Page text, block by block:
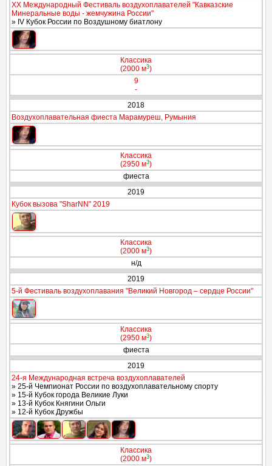
XX Международный Фестиваль воздухоплавателей "Кавказские
Минеральные воды - жемчужина России"
» IV Кубок России по Воздушному биатлону
Классика
(2000 м3)
9
-
2018
Воздухоплавательная фиеста Марамуреш, Румыния
Классика
(2950 м3)
фиеста
2019
Кубок вызова "SharNN" 2019
Классика
(2000 м3)
н/д
2019
5-й Фестиваль воздухоплавания "Великий Новгород – сердце России"
Классика
(2950 м3)
фиеста
2019
24-я Международная встреча воздухоплавателей
» 25-й Чемпионат России по воздухоплавательному спорту
» 15-й Кубок города Великие Луки
» 13-й Кубок Княгини Ольги
» 12-й Кубок Дружбы
Классика
(2000 м3)